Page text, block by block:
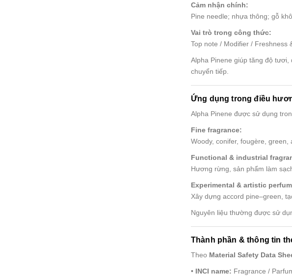
Cảm nhận chính:
Pine needle; nhựa thông; gỗ
Vai trò trong công thức:
Top note / Modifier / Freshness
Alpha Pinene giúp tăng độ tươi,
chuyển tiếp.
Ứng dụng trong điều
Alpha Pinene được sử dụng
Fine fragrance:
Woody, conifer, fougère, green,
Functional & industrial
Hương rừng, sản phẩm làm
Experimental & artistic
Xây dựng accord pine–green,
Nguyên liệu thường được sử
Thành phần & thông tin
Theo Material Safety Data
• INCI name: Fragrance /